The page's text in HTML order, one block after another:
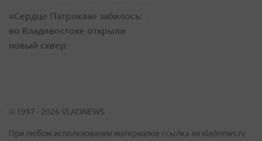
«Сердце Патрокла» забилось:
во Владивостоке открыли
новый сквер
© 1997 - 2026 VLADNEWS
При любом использовании материалов ссылка на vladnews.ru